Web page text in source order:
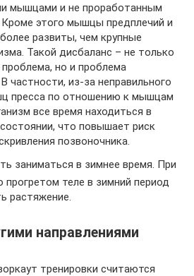
мышцами и не проработанным
Кроме этого мышцы предплечий и
развиты, чем крупные
Такой дисбаланс – не только
но и проблема
частности, из-за неправильного
пресса по отношению к мышцам
все время находиться в
что повышает риск
позвоночника.
заниматься в зимнее время. При
прогретом теле в зимний период
растяжение.
направлениями
тренировки считаются